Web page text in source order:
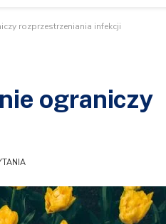
rozprzestrzeniania infekcji
ograniczy